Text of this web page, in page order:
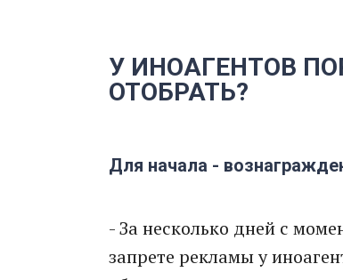
У ИНОАГЕНТОВ
ОТОБРАТЬ?
Для начала -
- За несколько дней с
запрете рекламы у